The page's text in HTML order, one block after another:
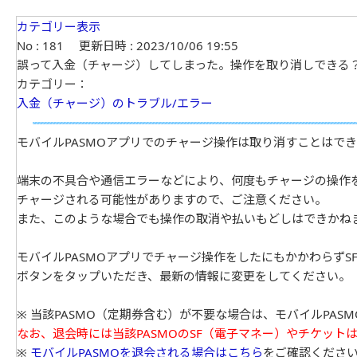
カテゴリー表示
No : 181
更新日時 : 2023/10/06 19:55
誤って入金（チャージ）してしまった。操作を取り消しできる
カテゴリー：
入金（チャージ）のトラブル/エラー
モバイルPASMOアプリでのチャージ操作は取り消すことはで
端末の不具合や通信エラーなどにより、何度もチャージの操
チャージされる可能性がありますので、ご注意ください。
また、このような場合でも操作の取消や払いもどしはできか
モバイルPASMOアプリでチャージ操作をしたにもかかわらず
ボタンをタップいただき、最新の情報に変更をしてください。
※ 当該PASMO（定期券含む）が不要な場合は、モバイル
なお、退会時には当該PASMOのSF（電子マネー）やチケッ
※ モバイルPASMOを退会される場合はこちらをご確認くださ